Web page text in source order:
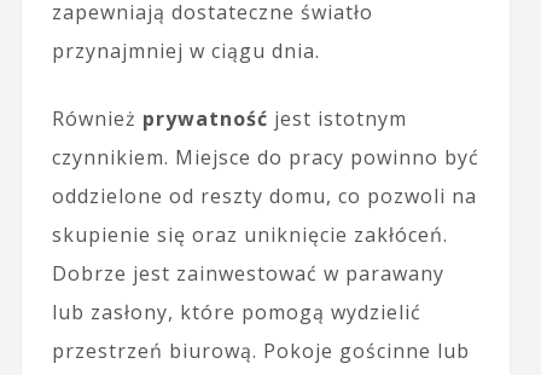
zapewniają dostateczne światło
przynajmniej w ciągu dnia.
Również prywatność jest istotnym
czynnikiem. Miejsce do pracy powinno być
oddzielone od reszty domu, co pozwoli na
skupienie się oraz uniknięcie zakłóceń.
Dobrze jest zainwestować w parawany
lub zasłony, które pomogą wydzielić
przestrzeń biurową. Pokoje gościnne lub